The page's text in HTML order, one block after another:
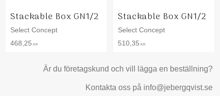
Stackable Box GN1/2
Select Concept
468,25 KR
Stackable Box GN1/2
Select Concept
510,35 KR
Är du företagskund och vill lägga en beställning?
Kontakta oss på info@jebergqvist.se